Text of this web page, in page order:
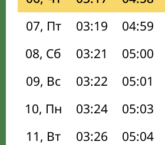
07, Пт
03:19 04:59
08, Сб
03:21 05:00
09, Вс
03:22 05:01
10, Пн
03:24 05:03
11, Вт
03:26 05:04